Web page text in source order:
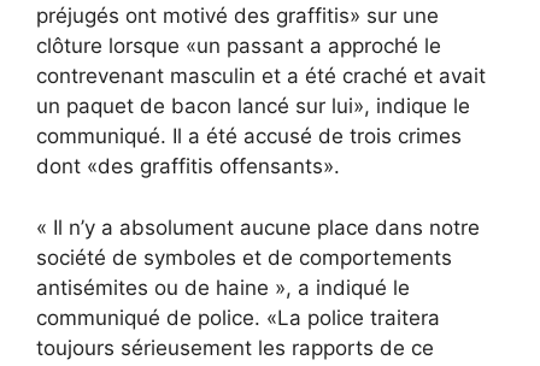
préjugés ont motivé des graffitis» sur une
clôture lorsque «un passant a approché le
contrevenant masculin et a été craché et avait
un paquet de bacon lancé sur lui», indique le
communiqué. Il a été accusé de trois crimes
dont «des graffitis offensants».
« Il n’y a absolument aucune place dans notre
société de symboles et de comportements
antisémites ou de haine », a indiqué le
communiqué de police. «La police traitera
toujours sérieusement les rapports de ce